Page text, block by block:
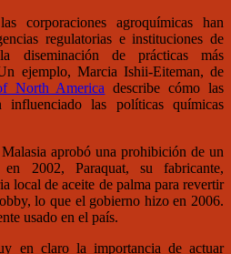
corporaciones agroquímicas han
regulatorias e instituciones de
diseminación de prácticas más
ejemplo, Marcia Ishii-Eiteman, de
North America describe cómo las
influenciado las políticas químicas
aprobó una prohibición de un
2002, Paraquat, su fabricante,
local de aceite de palma para revertir
lo que el gobierno hizo en 2006.
usado en el país.
en claro la importancia de actuar